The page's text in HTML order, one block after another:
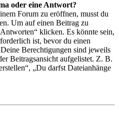
oder eine Antwort?
Forum zu eröffnen, musst du
Um auf einen Beitrag zu
klicken. Es könnte sein,
ist, bevor du einen
Berechtigungen sind jeweils
Beitragsansicht aufgelistet. Z. B.
„Du darfst Dateianhänge